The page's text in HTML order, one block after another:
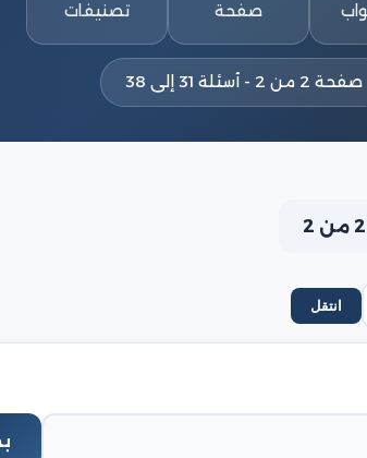
صفحة تصنيفات
صفحة 2 من 2 - أسئلة 31 إلى 38
انتقل